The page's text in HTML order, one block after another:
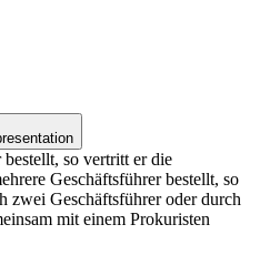
so vertritt er die
Geschäftsführer bestellt, so
zwei Geschäftsführer oder durch
mit einem Prokuristen